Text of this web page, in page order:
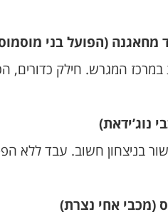
מחאגנה (הפועל בני
המגרש. חילק כדורים,
נוג’ידאת)
בניצחון חשוב. עבד ללא
(מכבי אחי נצרת)